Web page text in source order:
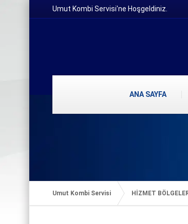
Umut Kombi Servisi'ne Hoşgeldiniz.
ANA SAYFA
Umut Kombi Servisi HİZMET